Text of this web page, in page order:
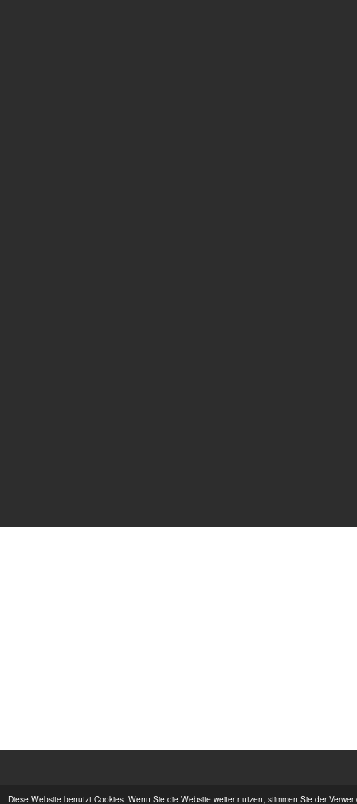
Diese Website benutzt Cookies. Wenn Sie die Website weiter nutzen, stimmen Sie der